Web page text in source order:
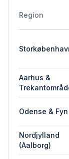
Region
Aarhus &
Odense & Fyn
Nordjylland
(Aalborg)